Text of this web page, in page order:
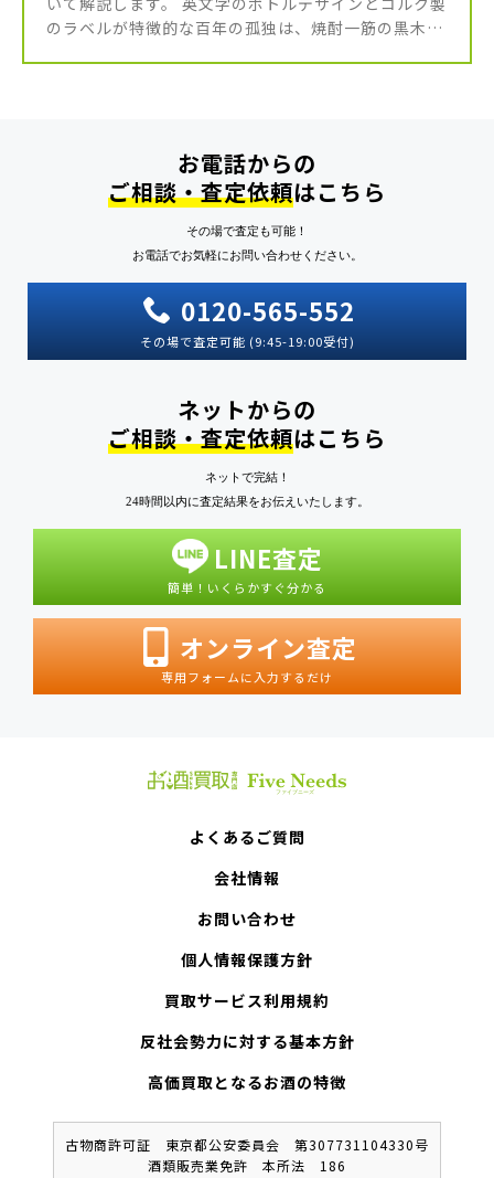
のラベルが特徴的な百年の孤独は、焼酎一筋の黒木本
お電話からの
ご相談・査定依頼はこちら
その場で査定も可能！
お電話でお気軽にお問い合わせください。
0120-565-552
その場で査定可能 (9:45-19:00受付)
ネットからの
ご相談・査定依頼はこちら
ネットで完結！
24時間以内に査定結果をお伝えいたします。
LINE査定
簡単！いくらかすぐ分かる
オンライン査定
専用フォームに入力するだけ
よくあるご質問
会社情報
お問い合わせ
個人情報保護方針
買取サービス利用規約
反社会勢力に対する基本方針
高価買取となるお酒の特徴
古物商許可証 東京都公安委員会 第307731104330号
酒類販売業免許 本所法 186